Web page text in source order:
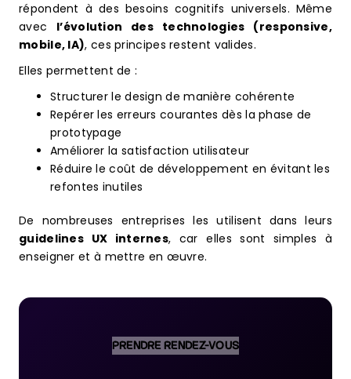
répondent à des besoins cognitifs universels. Même
avec l’évolution des technologies (responsive,
mobile, IA), ces principes restent valides.
Elles permettent de :
Structurer le design de manière cohérente
Repérer les erreurs courantes dès la phase de
prototypage
Améliorer la satisfaction utilisateur
Réduire le coût de développement en évitant les
refontes inutiles
De nombreuses entreprises les utilisent dans leurs
guidelines UX internes, car elles sont simples à
enseigner et à mettre en œuvre.
PRENDRE RENDEZ-VOUS